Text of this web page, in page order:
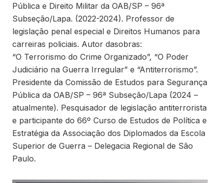
Pública e Direito Militar da OAB/SP – 96ª
Subseção/Lapa. (2022-2024). Professor de
legislação penal especial e Direitos Humanos para
carreiras policiais. Autor dasobras:
“O Terrorismo do Crime Organizado”, “O Poder
Judiciário na Guerra Irregular” e “Antiterrorismo”.
Presidente da Comissão de Estudos para Segurança
Pública da OAB/SP – 96ª Subseção/Lapa (2024 –
atualmente). Pesquisador de legislação antiterrorista
e participante do 66º Curso de Estudos de Política e
Estratégia da Associação dos Diplomados da Escola
Superior de Guerra – Delegacia Regional de São
Paulo.